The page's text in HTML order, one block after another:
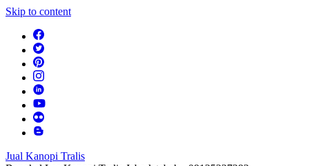
Skip to content
Jual Kanopi Tralis